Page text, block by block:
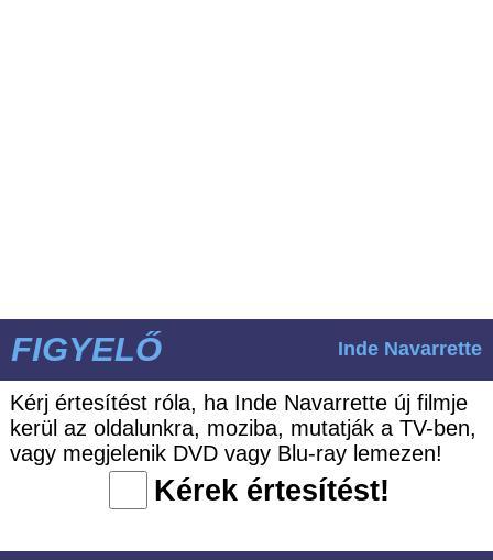
FIGYELŐ Inde Navarrette
Kérj értesítést róla, ha Inde Navarrette új filmje
kerül az oldalunkra, moziba, mutatják a TV-ben,
vagy megjelenik DVD vagy Blu-ray lemezen!
Kérek értesítést!